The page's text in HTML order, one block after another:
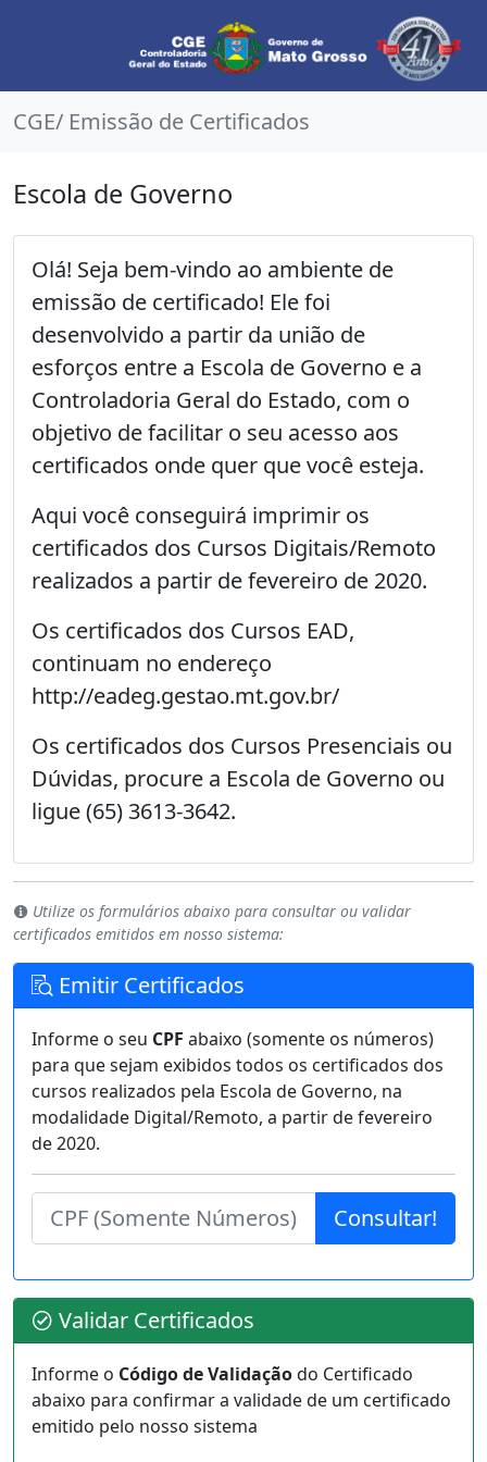
CGE/ Emissão de Certificados
Escola de Governo
Olá! Seja bem-vindo ao ambiente de
emissão de certificado! Ele foi
desenvolvido a partir da união de
esforços entre a Escola de Governo e a
Controladoria Geral do Estado, com o
objetivo de facilitar o seu acesso aos
certificados onde quer que você esteja.
Aqui você conseguirá imprimir os
certificados dos Cursos Digitais/Remoto
realizados a partir de fevereiro de 2020.
Os certificados dos Cursos EAD,
continuam no endereço
http://eadeg.gestao.mt.gov.br/
Os certificados dos Cursos Presenciais ou
Dúvidas, procure a Escola de Governo ou
ligue (65) 3613-3642.
Utilize os formulários abaixo para consultar ou validar
certificados emitidos em nosso sistema:
Emitir Certificados
Informe o seu CPF abaixo (somente os números)
para que sejam exibidos todos os certificados dos
cursos realizados pela Escola de Governo, na
modalidade Digital/Remoto, a partir de fevereiro
de 2020.
Validar Certificados
Informe o Código de Validaçãodo Certificado
abaixo para confirmar a validade de um certificado
emitido pelo nosso sistema